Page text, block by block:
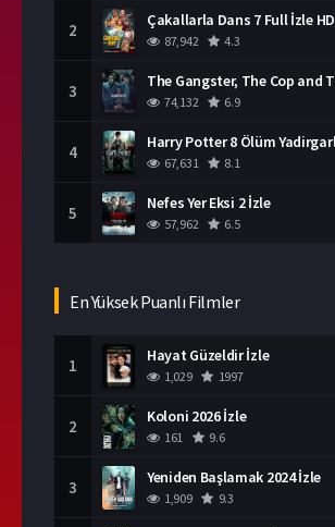
2 Çakallarla Dans 7 Full İzle HD
87,942 4.3
3
74,132 6.9
4
67,631 8.1
5 Nefes Yer Eksi 2 İzle
57,962 6.5
En Yüksek Puanlı Filmler
1 Hayat Güzeldir İzle
1,029 1997
2 Koloni 2026 İzle
161 9.6
3 Yeniden Başlamak 2024 İzle
1,909 9.3